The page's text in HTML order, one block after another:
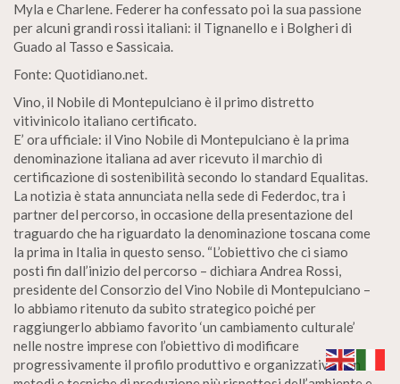
Myla e Charlene. Federer ha confessato poi la sua passione
per alcuni grandi rossi italiani: il Tignanello e i Bolgheri di
Guado al Tasso e Sassicaia.
Fonte: Quotidiano.net.
Vino, il Nobile di Montepulciano è il primo distretto
vitivinicolo italiano certificato.
E’ ora ufficiale: il Vino Nobile di Montepulciano è la prima
denominazione italiana ad aver ricevuto il marchio di
certificazione di sostenibilità secondo lo standard Equalitas.
La notizia è stata annunciata nella sede di Federdoc, tra i
partner del percorso, in occasione della presentazione del
traguardo che ha riguardato la denominazione toscana come
la prima in Italia in questo senso. “L’obiettivo che ci siamo
posti fin dall’inizio del percorso – dichiara Andrea Rossi,
presidente del Consorzio del Vino Nobile di Montepulciano –
lo abbiamo ritenuto da subito strategico poiché per
raggiungerlo abbiamo favorito ‘un cambiamento culturale’
nelle nostre imprese con l’obiettivo di modificare
progressivamente il profilo produttivo e organizzativo con